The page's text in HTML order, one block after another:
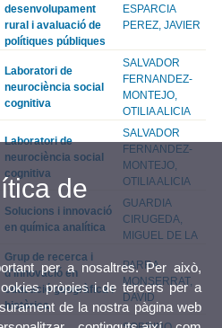
desenvolupament
rural i avaluació de
polítiques públiques
ESPARCIA
PEREZ, JAVIER
Laboratori de
neurociència social
cognitiva
SALVADOR
FERNANDEZ-
MONTEJO,
OTILIA ALICIA
Laboratori de
neurociència social
cognitiva
SALVADOR
FERNANDEZ-
MONTEJO,
OTILIA ALICIA
Solucions i innovació
en química analítica
GUARDIA
CIRUGEDA,
MIGUEL DE LA
Grup de recerca i
d'innovació en
educació geogràfica i
històrica
PARRA
MONSERRAT,
DAVID
de
per a nosaltres. Per això,
pròpies i de tercers per a
de la nostra pàgina web